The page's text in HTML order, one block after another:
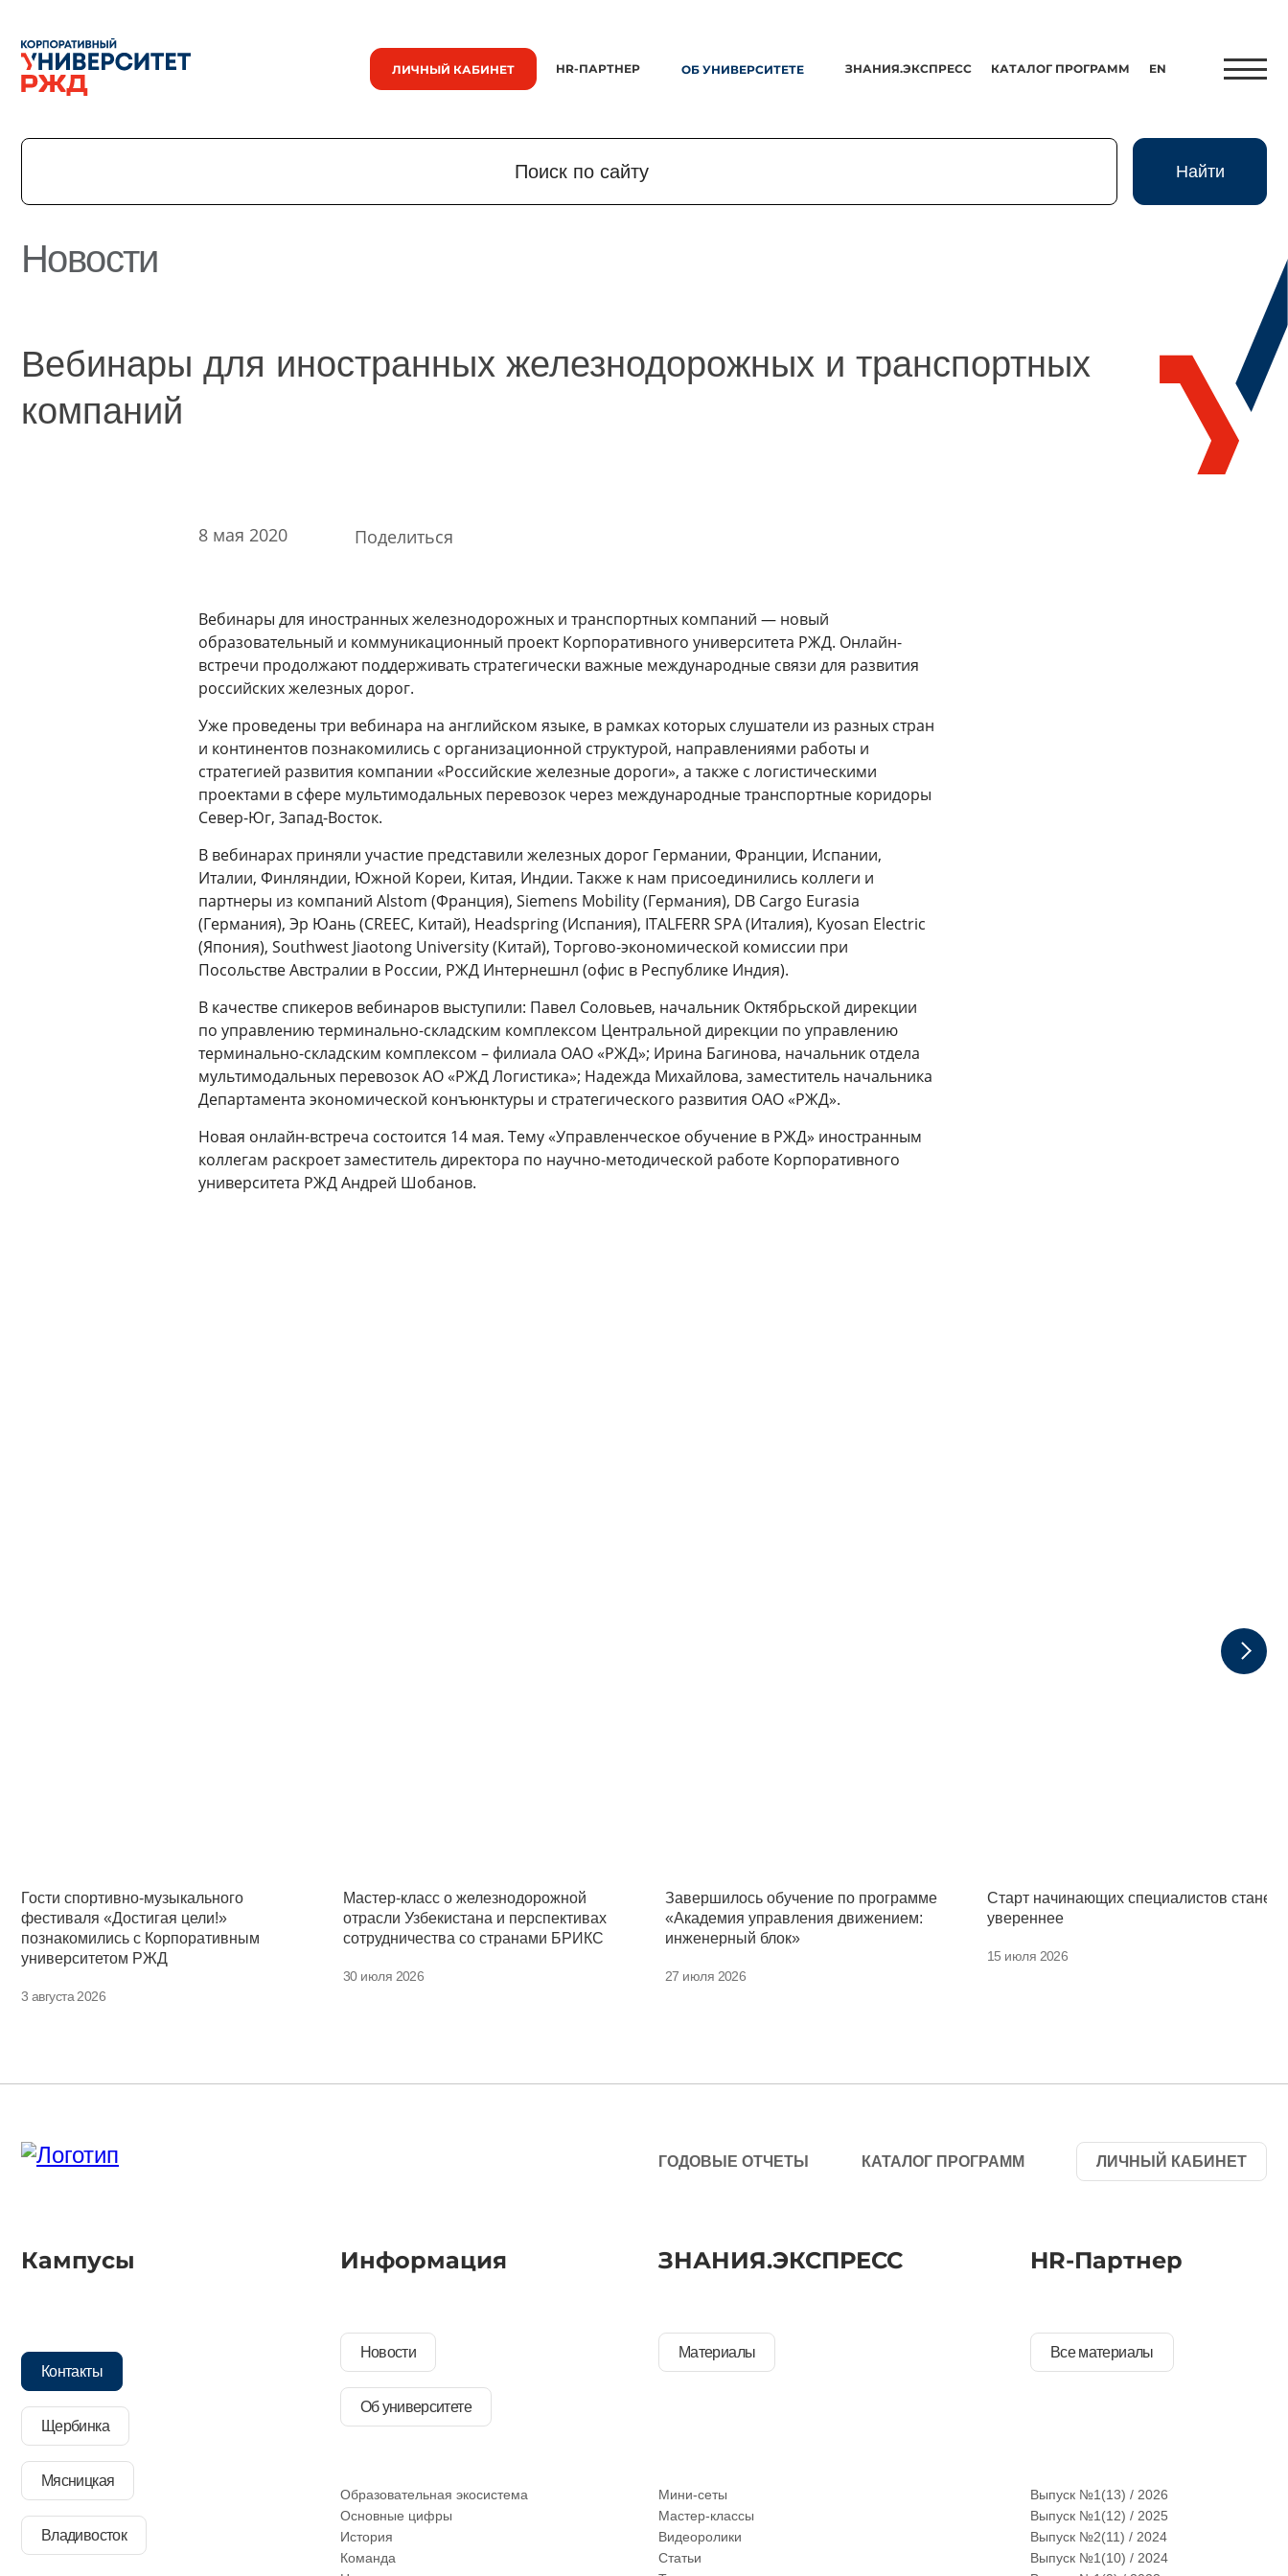
ЛИЧНЫЙ КАБИНЕТ HR-ПАРТНЕР ОБ УНИВЕРСИТЕТЕ ЗНАНИЯ.ЭКСПРЕСС КАТАЛОГ ПРОГРАММ EN
Награды
УНИВЕРмаг
Сведения об образовательной организации
Годовые отчеты
Сообщество внутренних тренеров
Благодарность Президента
Российской Федерации
Гости спортивно-музыкального
фестиваля «Достигая цели!»
3 августа 2026
Мастер-класс о железнодорожной
отрасли Узбекистана и
Cмотреть все
Поиск по сайту Найти
Новости
Вебинары для иностранных железнодорожных и транспортных
компаний
8 мая 2020 Поделиться
Вебинары для иностранных железнодорожных и транспортных компаний — новый
образовательный и коммуникационный проект Корпоративного университета РЖД. Онлайн-
встречи продолжают поддерживать стратегически важные международные связи для развития
российских железных дорог.
Уже проведены три вебинара на английском языке, в рамках которых слушатели из разных стран
и континентов познакомились с организационной структурой, направлениями работы и
стратегией развития компании «Российские железные дороги», а также с логистическими
проектами в сфере мультимодальных перевозок через международные транспортные коридоры
Север-Юг, Запад-Восток.
В вебинарах приняли участие представили железных дорог Германии, Франции, Испании,
Италии, Финляндии, Южной Кореи, Китая, Индии. Также к нам присоединились коллеги и
партнеры из компаний Alstom (Франция), Siemens Mobility (Германия), DB Cargo Eurasia
(Германия), Эр Юань (CREEC, Китай), Headspring (Испания), ITALFERR SPA (Италия), Kyosan Electric
(Япония), Southwest Jiaotong University (Китай), Торгово-экономической комиссии при
Посольстве Австралии в России, РЖД Интернешнл (офис в Республике Индия).
В качестве спикеров вебинаров выступили: Павел Соловьев, начальник Октябрьской дирекции
по управлению терминально-складским комплексом Центральной дирекции по управлению
терминально-складским комплексом – филиала ОАО «РЖД»; Ирина Багинова, начальник отдела
мультимодальных перевозок АО «РЖД Логистика»; Надежда Михайлова, заместитель начальника
Департамента экономической конъюнктуры и стратегического развития ОАО «РЖД».
Новая онлайн-встреча состоится 14 мая. Тему «Управленческое обучение в РЖД» иностранным
коллегам раскроет заместитель директора по научно-методической работе Корпоративного
университета РЖД Андрей Шобанов.
Гости спортивно-музыкального
фестиваля «Достигая цели!»
познакомились с Корпоративным
университетом РЖД
3 августа 2026
Мастер-класс о железнодорожной
отрасли Узбекистана и перспективах
сотрудничества со странами БРИКС
30 июля 2026
Завершилось обучение по программе
«Академия управления движением:
инженерный блок»
27 июля 2026
Старт начинающих специалистов станет
увереннее
15 июля 2026
ГОДОВЫЕ ОТЧЕТЫ КАТАЛОГ ПРОГРАММ ЛИЧНЫЙ КАБИНЕТ
Кампусы
Контакты
Щербинка
Мясницкая
Владивосток
Информация
Новости
Об университете
Образовательная экосистема
Основные цифры
История
Команда
ЗНАНИЯ.ЭКСПРЕСС
Материалы
Мини-сеты
Мастер-классы
Видеоролики
Статьи
HR-Партнер
Все материалы
Выпуск №1(13) / 2026
Выпуск №1(12) / 2025
Выпуск №2(11) / 2024
Выпуск №1(10) / 2024